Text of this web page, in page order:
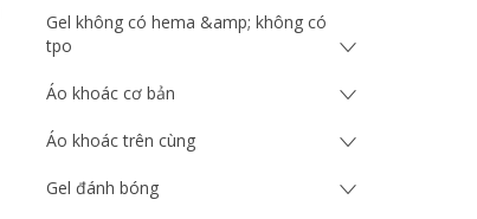
Gel không có hema &amp; không có
tpo
Áo khoác cơ bản
Áo khoác trên cùng
Gel đánh bóng